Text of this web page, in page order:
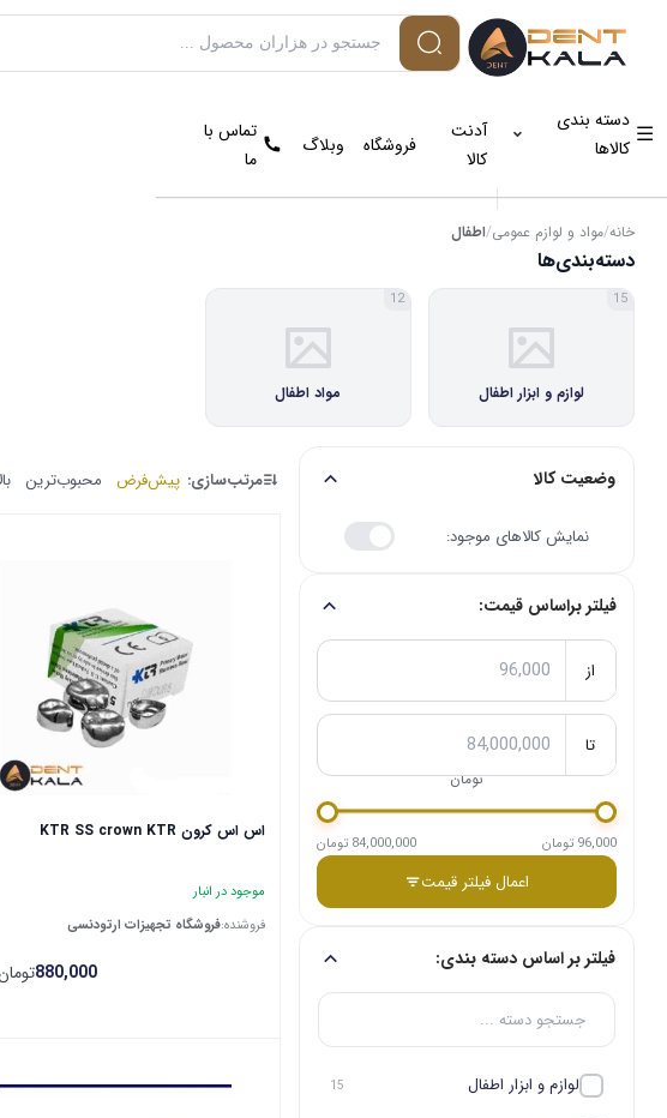
دسته بندی
کالاها
آدنت
کالا
فروشگاه وبلاگ
تماس با
ما
خانه/مواد و لوازم عمومی/اطفال
دسته‌بندی‌ها
15
لوازم و ابزار اطفال
12
مواد اطفال
وضعیت کالا
نمایش کالاهای موجود:
فیلتر براساس قیمت:
از
تا
تومان
96,000 تومان 84,000,000 تومان
اعمال فیلتر قیمت
فیلتر بر اساس دسته بندی:
لوازم و ابزار اطفال 15
مرتب‌سازی: پیش‌فرض محبوب‌ترین
اس اس کرون KTR SS crown KTR
موجود در انبار
فروشنده:فروشگاه تجهیزات ارتودنسی
880,000